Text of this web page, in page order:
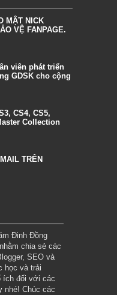
MẬT NICK
VỆ FANPAGE.
viên phát triển
GDSK cho cộng
CS4, CS5,
Collection
TRÊN
Đinh Đồng
chia sẻ các
SEO và
học và trải
ích đối với các
nhé! Chúc các